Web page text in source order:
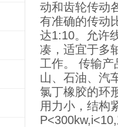
动和齿轮传动
有准确的传动
达1:10。允许
凑，适宜于多
工作。 传输
山、石油、汽
氯丁橡胶的环
用力小，结构